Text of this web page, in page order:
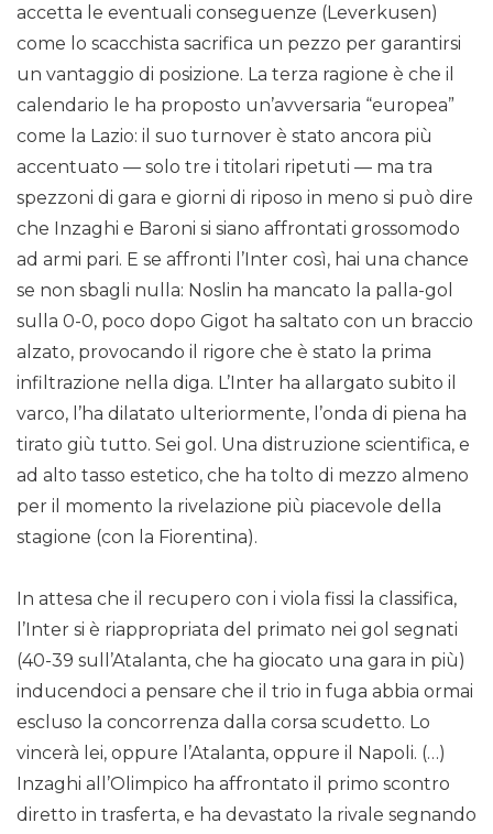
accetta le eventuali conseguenze (Leverkusen)
come lo scacchista sacrifica un pezzo per garantirsi
un vantaggio di posizione. La terza ragione è che il
calendario le ha proposto un’avversaria “europea”
come la Lazio: il suo turnover è stato ancora più
accentuato — solo tre i titolari ripetuti — ma tra
spezzoni di gara e giorni di riposo in meno si può dire
che Inzaghi e Baroni si siano affrontati grossomodo
ad armi pari. E se affronti l’Inter così, hai una chance
se non sbagli nulla: Noslin ha mancato la palla-gol
sulla 0-0, poco dopo Gigot ha saltato con un braccio
alzato, provocando il rigore che è stato la prima
infiltrazione nella diga. L’Inter ha allargato subito il
varco, l’ha dilatato ulteriormente, l’onda di piena ha
tirato giù tutto. Sei gol. Una distruzione scientifica, e
ad alto tasso estetico, che ha tolto di mezzo almeno
per il momento la rivelazione più piacevole della
stagione (con la Fiorentina).
In attesa che il recupero con i viola fissi la classifica,
l’Inter si è riappropriata del primato nei gol segnati
(40-39 sull’Atalanta, che ha giocato una gara in più)
inducendoci a pensare che il trio in fuga abbia ormai
escluso la concorrenza dalla corsa scudetto. Lo
vincerà lei, oppure l’Atalanta, oppure il Napoli. (…)
Inzaghi all’Olimpico ha affrontato il primo scontro
diretto in trasferta, e ha devastato la rivale segnando